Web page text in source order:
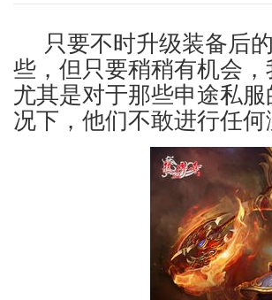
只要不时升级装备后
些，但只要稍稍有机会
尤其是对于那些申途私
况下，他们不敢进行任何